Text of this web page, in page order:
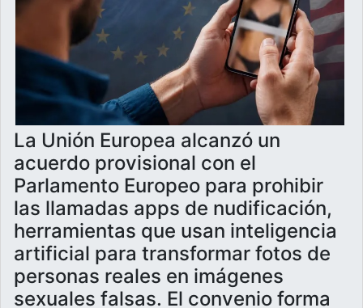
La Unión Europea alcanzó un
acuerdo provisional con el
Parlamento Europeo para prohibir
las llamadas apps de nudificación,
herramientas que usan inteligencia
artificial para transformar fotos de
personas reales en imágenes
sexuales falsas. El convenio forma